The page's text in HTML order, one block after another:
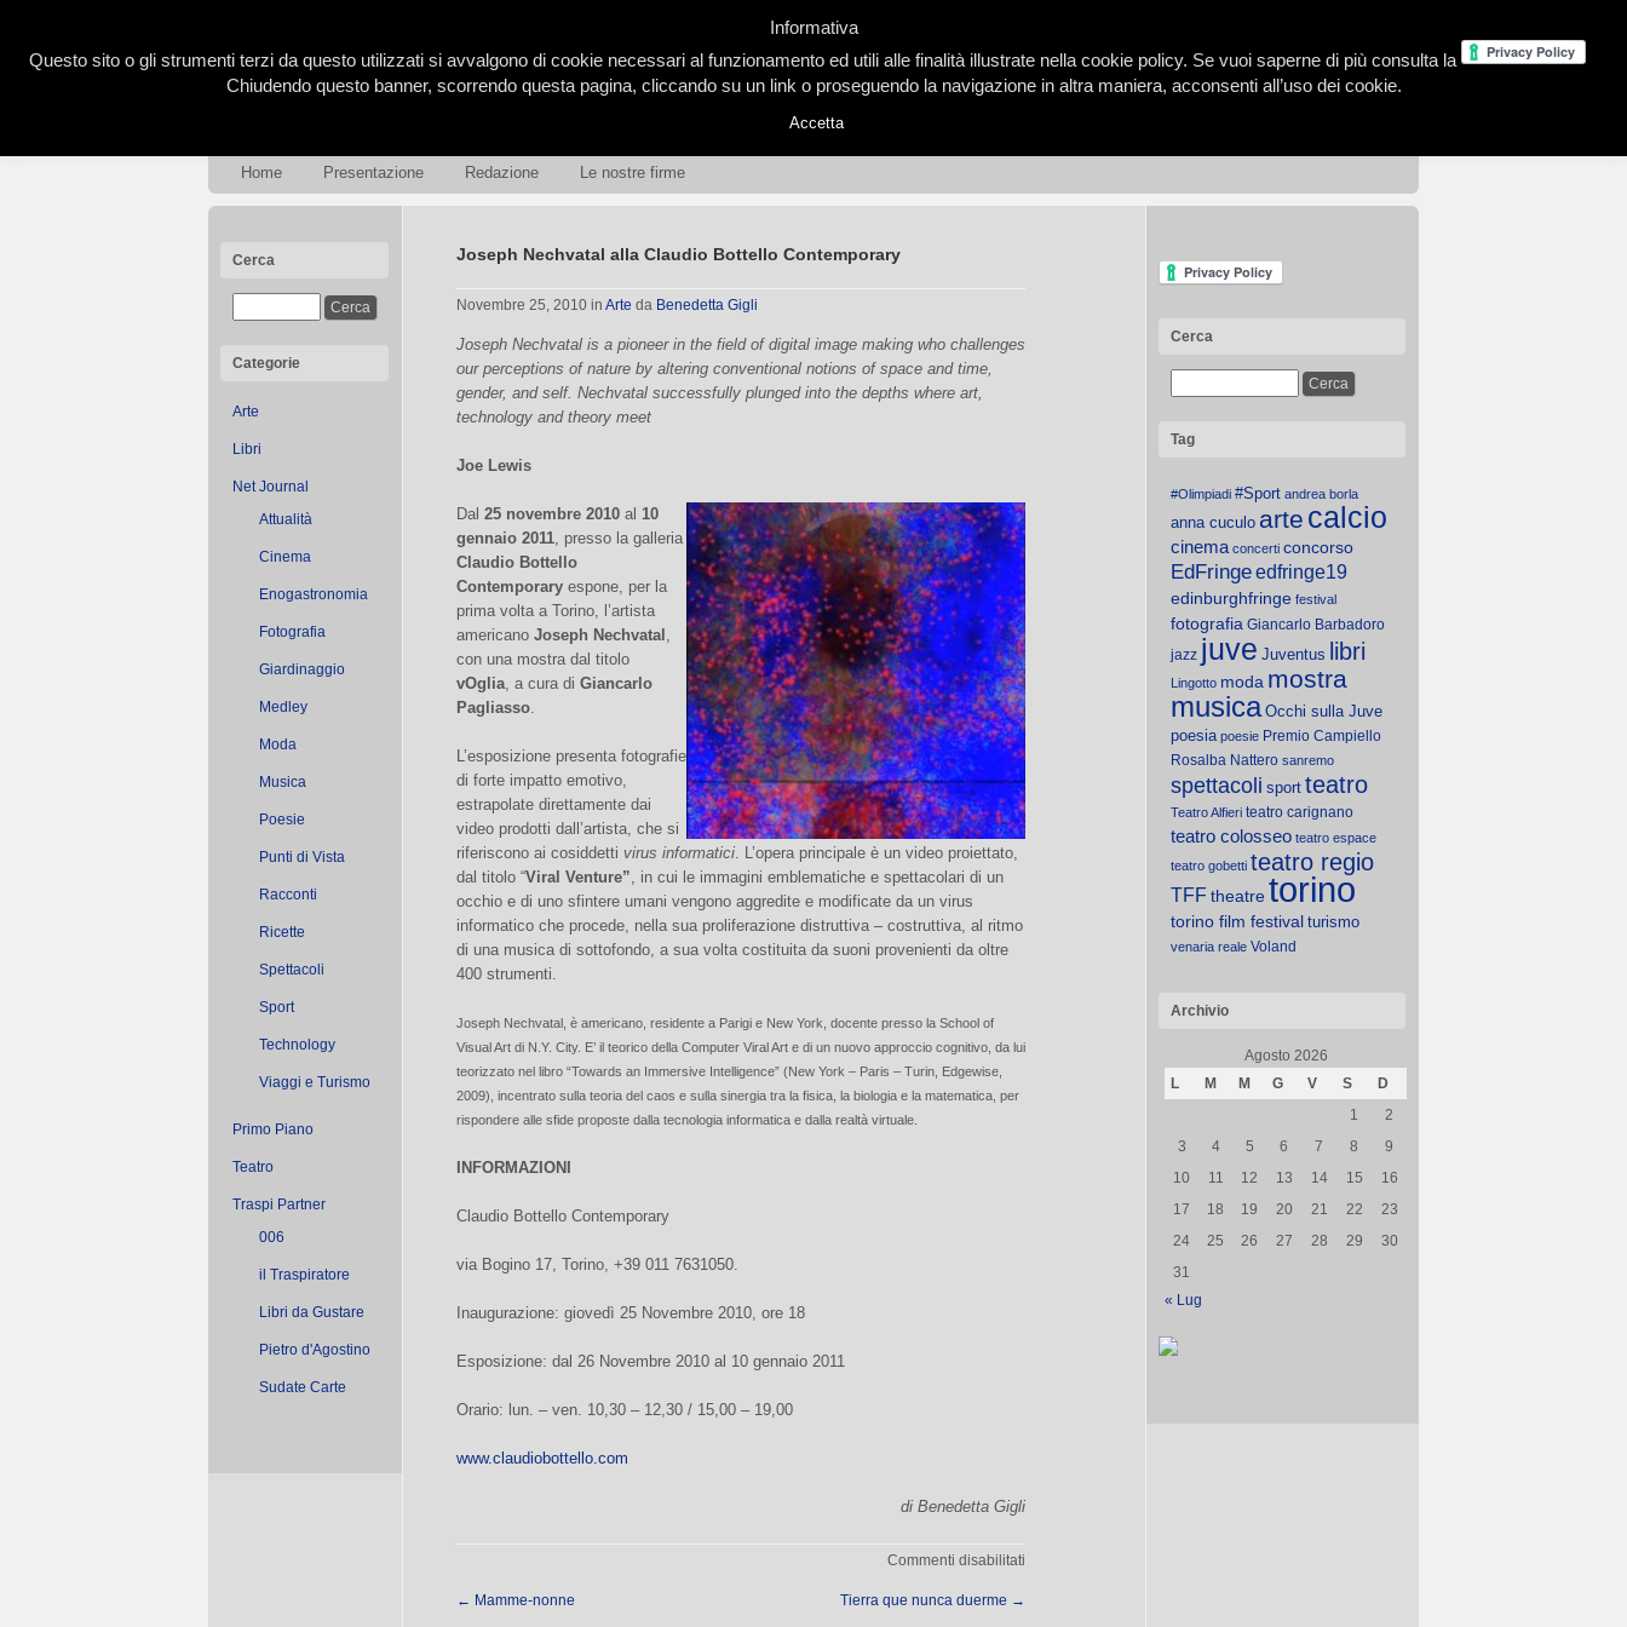
Home Presentazione Redazione Le nostre firme
Cerca
Categorie
Arte
Libri
Net Journal
Attualità
Cinema
Enogastronomia
Fotografia
Giardinaggio
Medley
Moda
Musica
Poesie
Punti di Vista
Racconti
Ricette
Spettacoli
Sport
Technology
Viaggi e Turismo
Primo Piano
Teatro
Traspi Partner
006
il Traspiratore
Libri da Gustare
Pietro d'Agostino
Sudate Carte
Joseph Nechvatal alla Claudio Bottello Contemporary
Novembre 25, 2010 in Arte da Benedetta Gigli
Joseph Nechvatal is a pioneer in the field of digital image making who challenges
our perceptions of nature by altering conventional notions of space and time,
gender, and self. Nechvatal successfully plunged into the depths where art,
technology and theory meet
Joe Lewis
Dal 25 novembre 2010 al 10
gennaio 2011, presso la galleria
Claudio Bottello
Contemporary espone, per la
prima volta a Torino, l’artista
americano Joseph Nechvatal ,
con una mostra dal titolo
vOglia, a cura di Giancarlo
Pagliasso.
L’esposizione presenta fotografie
di forte impatto emotivo,
estrapolate direttamente dai
video prodotti dall’artista, che si
riferiscono ai cosiddetti virus informatici. L’opera principale è un video proiettato,
dal titolo “Viral Venture”, in cui le immagini emblematiche e spettacolari di un
occhio e di uno sfintere umani vengono aggredite e modificate da un virus
informatico che procede, nella sua proliferazione distruttiva – costruttiva, al ritmo
di una musica di sottofondo, a sua volta costituita da suoni provenienti da oltre
400 strumenti.
Joseph Nechvatal, è americano, residente a Parigi e New York, docente presso la School of
Visual Art di N.Y. City. E’ il teorico della Computer Viral Art e di un nuovo approccio cognitivo, da lui
teorizzato nel libro “Towards an Immersive Intelligence” (New York – Paris – Turin, Edgewise,
2009), incentrato sulla teoria del caos e sulla sinergia tra la fisica, la biologia e la matematica, per
rispondere alle sfide proposte dalla tecnologia informatica e dalla realtà virtuale.
INFORMAZIONI
Claudio Bottello Contemporary
via Bogino 17, Torino, +39 011 7631050.
Inaugurazione: giovedì 25 Novembre 2010, ore 18
Esposizione: dal 26 Novembre 2010 al 10 gennaio 2011
Orario: lun. – ven. 10,30 – 12,30 / 15,00 – 19,00
www.claudiobottello.com
di Benedetta Gigli
Commenti disabilitati
← Mamme-nonne Tierra que nunca duerme →
Cerca
Tag
#Olimpiadi #Sport andrea borla
anna cuculo arte calcio
cinema concerti concorso
EdFringeedfringe19
edinburghfringe festival
fotografia Giancarlo Barbadoro
jazz juve Juventus libri
Lingotto moda mostra
musica Occhi sulla Juve
poesia poesie Premio Campiello
Rosalba Nattero sanremo
spettacoli sport teatro
Teatro Alfieri teatro carignano
teatro colosseo teatro espace
teatro gobetti teatro regio
TFFtheatretorino
torino film festival turismo
venaria reale Voland
Archivio
Agosto 2026
L
M M G V S
D
1
2
3
4 5 6 7 8
9
10
11 12 13 14 15
16
17
18 19 20 21 22
23
24
25 26 27 28 29
30
31
« Lug
Informativa
Questo sito o gli strumenti terzi da questo utilizzati si avvalgono di cookie necessari al funzionamento ed utili alle finalità illustrate nella cookie policy. Se vuoi saperne di più consulta la
Chiudendo questo banner, scorrendo questa pagina, cliccando su un link o proseguendo la navigazione in altra maniera, acconsenti all’uso dei cookie.
Accetta